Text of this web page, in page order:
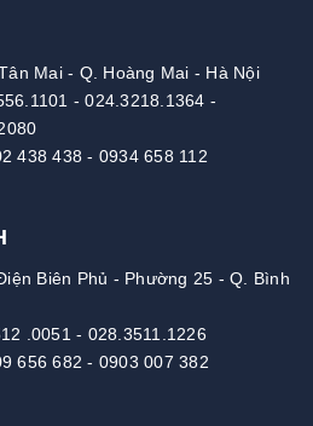
Mai - Q. Hoàng Mai - Hà Nội
-024.3218.1364 -
438 438 - 0934 658 112
Biên Phủ - Phường 25 - Q. Bình
.0051 - 028.3511.1226
656 682 - 0903 007 382